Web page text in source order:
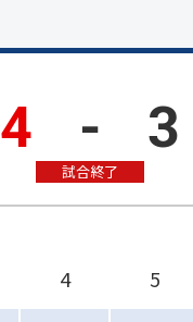
4 - 3
試合終了
4 5